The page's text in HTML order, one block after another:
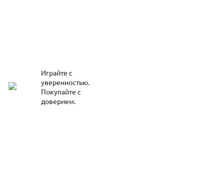
Играйте с
уверенностью.
Покупайте с
доверием.